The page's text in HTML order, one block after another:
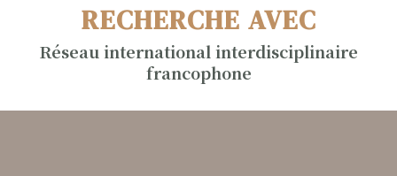
RECHERCHE AVEC
Réseau international interdisciplinaire
francophone